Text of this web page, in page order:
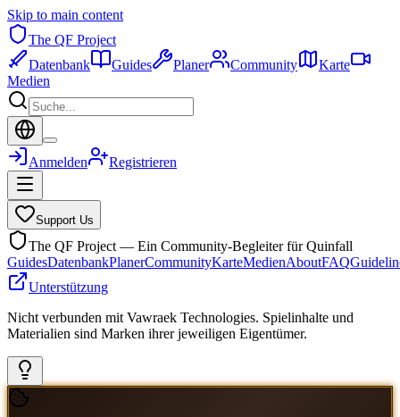
Skip to main content
The QF Project
Datenbank
Guides Planer Community
Karte
Medien
Anmelden Registrieren
Support Us
The QF Project — Ein Community-Begleiter für Quinfall
GuidesDatenbankPlanerCommunityKarteMedienAboutFAQ
Unterstützung
Nicht verbunden mit Vawraek Technologies. Spielinhalte und
Materialien sind Marken ihrer jeweiligen Eigentümer.